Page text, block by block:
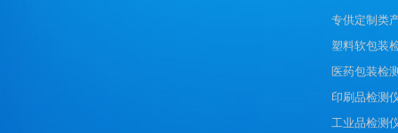
专供定制类
塑料软包装
医药包装检
印刷品检测
工业品检测